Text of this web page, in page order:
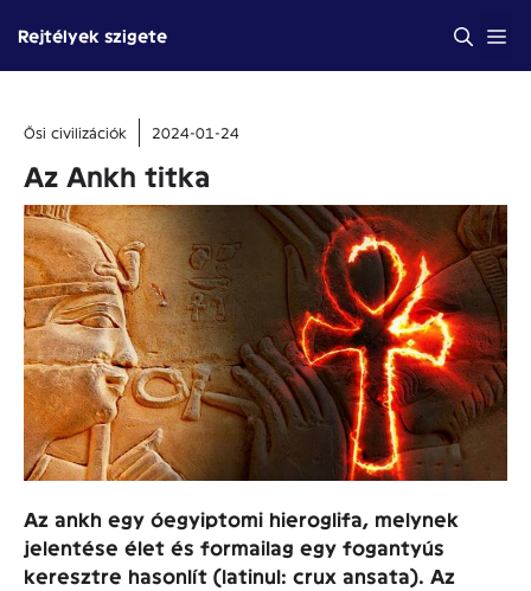
tartalomba
Rejtélyek szigete
Ősi civilizációk 2024-01-24
Az Ankh titka
Az ankh egy óegyiptomi hieroglifa, melynek
jelentése élet és formailag egy fogantyús
keresztre hasonlít (latinul: crux ansata). Az